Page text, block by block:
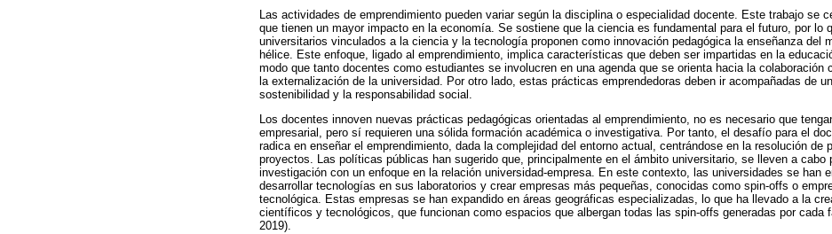
Las actividades de emprendimiento pueden variar según la disciplina o especialidad docente. Este trabajo se
que tienen un mayor impacto en la economía. Se sostiene que la ciencia es fundamental para el futuro, por lo
universitarios vinculados a la ciencia y la tecnología proponen como innovación pedagógica la enseñanza del
hélice. Este enfoque, ligado al emprendimiento, implica características que deben ser impartidas en la
modo que tanto docentes como estudiantes se involucren en una agenda que se orienta hacia la colaboración
la externalización de la universidad. Por otro lado, estas prácticas emprendedoras deben ir acompañadas de
sostenibilidad y la responsabilidad social.
Los docentes innoven nuevas prácticas pedagógicas orientadas al emprendimiento, no es necesario que
empresarial, pero sí requieren una sólida formación académica o investigativa. Por tanto, el desafío para el
radica en enseñar el emprendimiento, dada la complejidad del entorno actual, centrándose en la resolución de
proyectos. Las políticas públicas han sugerido que, principalmente en el ámbito universitario, se lleven a cabo
investigación con un enfoque en la relación universidad-empresa. En este contexto, las universidades se han
desarrollar tecnologías en sus laboratorios y crear empresas más pequeñas, conocidas como spin-offs o
tecnológica. Estas empresas se han expandido en áreas geográficas especializadas, lo que ha llevado a la
científicos y tecnológicos, que funcionan como espacios que albergan todas las spin-offs generadas por cada
2019).